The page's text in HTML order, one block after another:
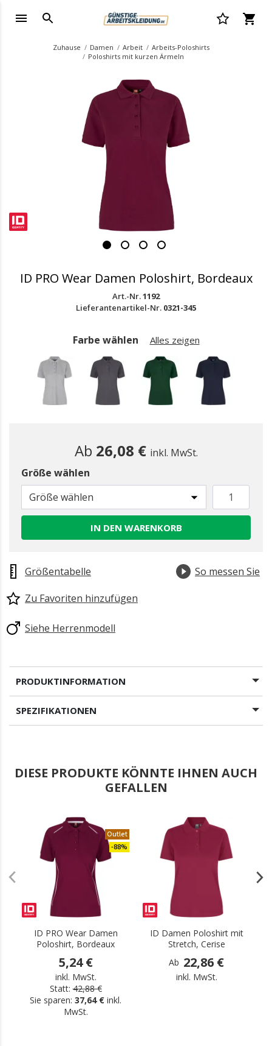
Zuhause Damen Arbeit
Arbeits-Poloshirts
Poloshirts mit kurzen Ärmeln
ID PRO Wear Damen Poloshirt, Bordeaux
Art.-Nr.1192
Lieferantenartikel-Nr. 0321-345
Farbe wählen Alles zeigen
gewählt
Ab 26,08 € inkl. MwSt.
Größe wählen
Größe wählen
IN DEN WARENKORB
Größentabelle
So messen Sie
Zu Favoriten hinzufügen
Siehe Herrenmodell
PRODUKTINFORMATION
SPEZIFIKATIONEN
DIESE PRODUKTE KÖNNTE IHNEN AUCH
GEFALLEN
Outlet
-88%
ID PRO Wear Damen
Poloshirt, Bordeaux
5,24 €
inkl. MwSt.
Statt: 42,88 €
Sie sparen: 37,64 € inkl.
MwSt.
ID Damen Poloshirt mit
Stretch, Cerise
Ab 22,86 €
inkl. MwSt.